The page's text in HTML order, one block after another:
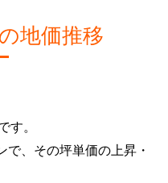
地価推移
。
、その坪単価の上昇・